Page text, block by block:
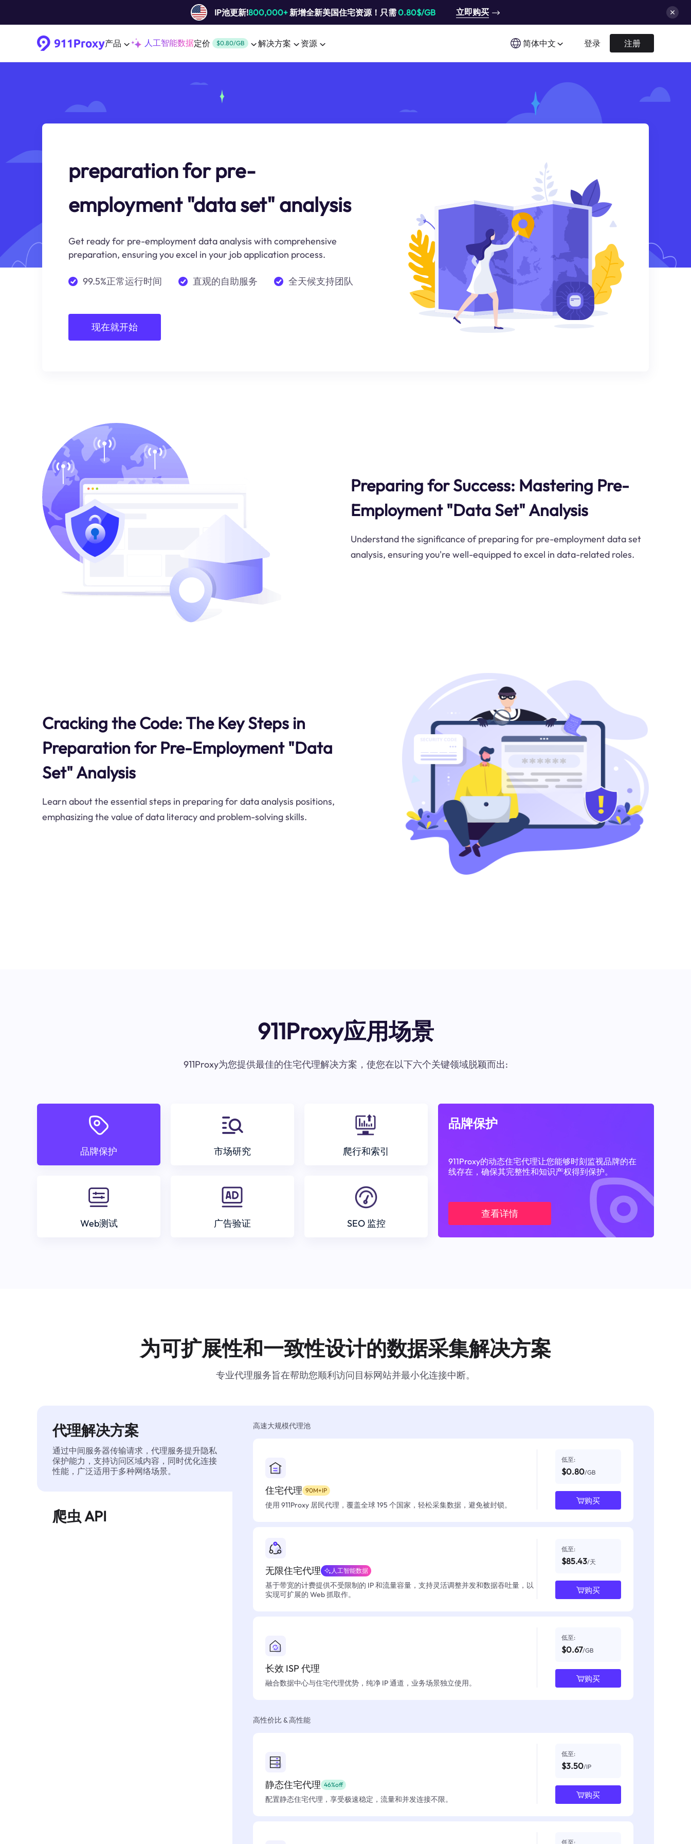
IP池更新!800,000+新增全新美国住宅资源！只需0.80$/GB 立即购买
产品 人工智能数据定价 $0.80/GB 解决方案 资源 简体中文 登录 注册
preparation for pre-
employment "data set" analysis
Get ready for pre-employment data analysis with comprehensive
preparation, ensuring you excel in your job application process.
99.5%正常运行时间 直观的自助服务 全天候支持团队
现在就开始
Preparing for Success: Mastering Pre-
Employment "Data Set" Analysis
Understand the significance of preparing for pre-employment data set
analysis, ensuring you're well-equipped to excel in data-related roles.
Cracking the Code: The Key Steps in
Preparation for Pre-Employment "Data
Set" Analysis
Learn about the essential steps in preparing for data analysis positions,
emphasizing the value of data literacy and problem-solving skills.
911Proxy应用场景
911Proxy为您提供最佳的住宅代理解决方案，使您在以下六个关键领域脱颖而出:
品牌保护 市场研究 爬行和索引
Web测试 广告验证 SEO 监控
品牌保护
911Proxy的动态住宅代理让您能够时刻监视品牌的在
线存在，确保其完整性和知识产权得到保护。
查看详情
为可扩展性和一致性设计的数据采集解决方案
专业代理服务旨在帮助您顺利访问目标网站并最小化连接中断。
代理解决方案
通过中间服务器传输请求，代理服务提升隐私
保护能力，支持访问区域内容，同时优化连接
性能，广泛适用于多种网络场景。
爬虫 API
高速大规模代理池
住宅代理 90M+IP
使用 911Proxy 居民代理，覆盖全球 195 个国家，轻松采集数据，避免被封锁。
低至:
$0.80/GB
购买
无限住宅代理 人工智能数据
基于带宽的计费提供不受限制的 IP 和流量容量，支持灵活调整并发和数据吞吐量，以
实现可扩展的 Web 抓取作。
低至:
$85.43/天
购买
长效 ISP 代理
融合数据中心与住宅代理优势，纯净 IP 通道，业务场景独立使用。
低至:
$0.67/GB
购买
高性价比 & 高性能
静态住宅代理 46%off
配置静态住宅代理，享受极速稳定，流量和并发连接不限。
低至:
$3.50/IP
购买
低至: